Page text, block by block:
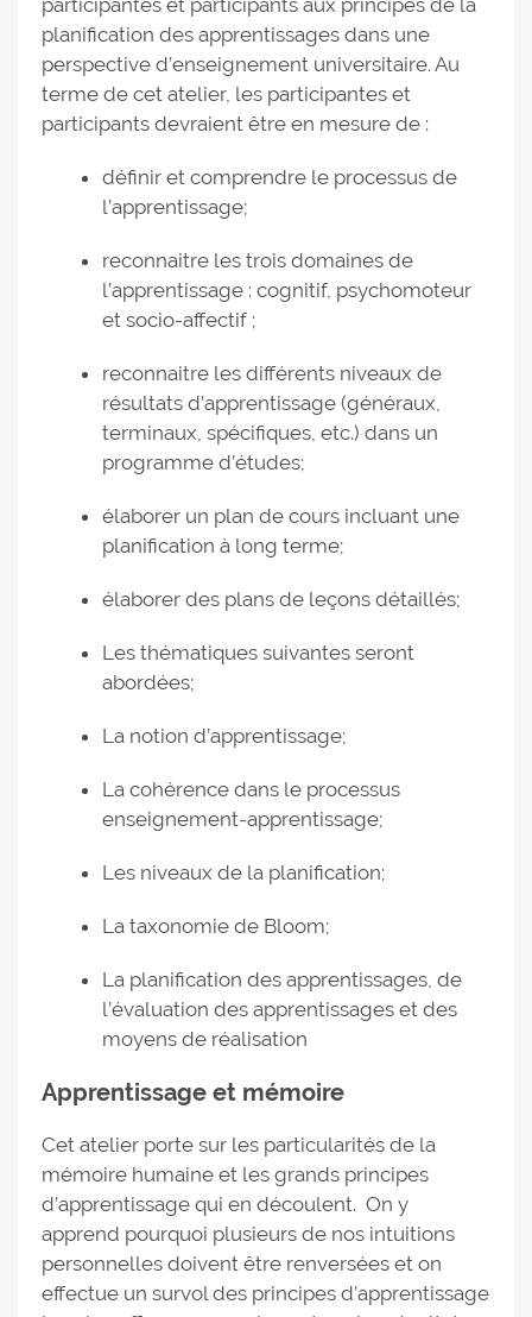
participantes et participants aux principes de la
planification des apprentissages dans une
perspective d’enseignement universitaire. Au
terme de cet atelier, les participantes et
participants devraient être en mesure de :
définir et comprendre le processus de
l’apprentissage;
reconnaitre les trois domaines de
l’apprentissage : cognitif, psychomoteur
et socio-affectif ;
reconnaitre les différents niveaux de
résultats d’apprentissage (généraux,
terminaux, spécifiques, etc.) dans un
programme d’études;
élaborer un plan de cours incluant une
planification à long terme;
élaborer des plans de leçons détaillés;
Les thématiques suivantes seront
abordées;
La notion d’apprentissage;
La cohérence dans le processus
enseignement-apprentissage;
Les niveaux de la planification;
La taxonomie de Bloom;
La planification des apprentissages, de
l’évaluation des apprentissages et des
moyens de réalisation
Apprentissage et mémoire
Cet atelier porte sur les particularités de la
mémoire humaine et les grands principes
d’apprentissage qui en découlent. On y
apprend pourquoi plusieurs de nos intuitions
personnelles doivent être renversées et on
effectue un survol des principes d’apprentissage